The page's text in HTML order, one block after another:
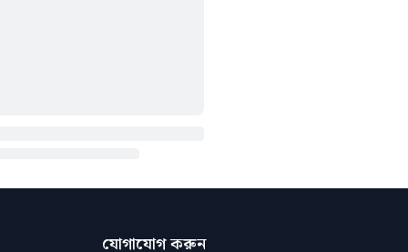
যোগাযোগ করুন